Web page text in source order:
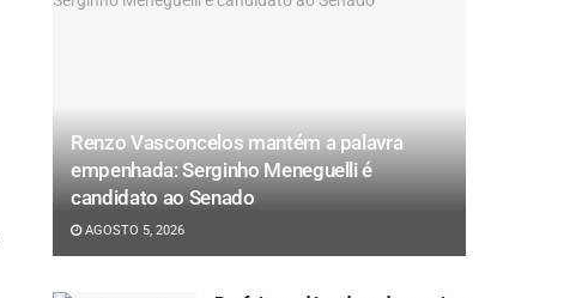
Renzo Vasconcelos mantém a palavra
empenhada: Serginho Meneguelli é
candidato ao Senado
AGOSTO 5, 2026